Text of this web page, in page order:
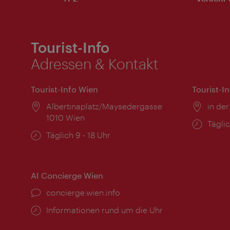
Tourist-Info
Adressen & Kontakt
Tourist-Info Wien
Ort:
Albertinaplatz/Maysedergasse
1010 Wien
Öffnungszeiten:
Täglich 9 - 18 Uhr
Tourist-
Ort:
in
AI Concierge Wien
Ort:
concierge.wien.info
Öffnungszeiten:
Informationen rund um die Uhr